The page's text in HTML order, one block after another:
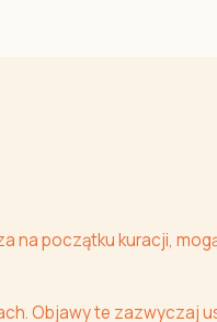
na początku kuracji,
Objawy te zazwyczaj